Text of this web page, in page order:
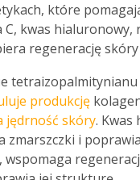
które
C, kwas
regenerację
produkcję
jędrność skóry. Kwas
zmarszczki i
wspomaga